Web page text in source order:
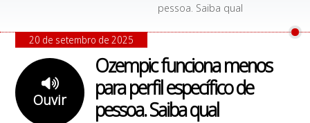
pessoa. Saiba qual
Ozempic funciona menos
para perfil específico de
pessoa. Saiba qual
Ouvir
20 de setembro de 2025